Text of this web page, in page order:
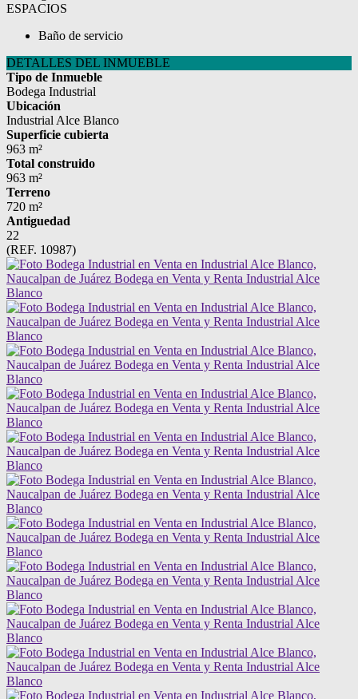
ESPACIOS
Baño de servicio
DETALLES DEL INMUEBLE
Tipo de Inmueble
Bodega Industrial
Ubicación
Industrial Alce Blanco
Superficie cubierta
963 m²
Total construido
963 m²
Terreno
720 m²
Antiguedad
22
(REF. 10987)